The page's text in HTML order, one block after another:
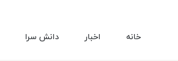
دانش سرا اخبار خانه